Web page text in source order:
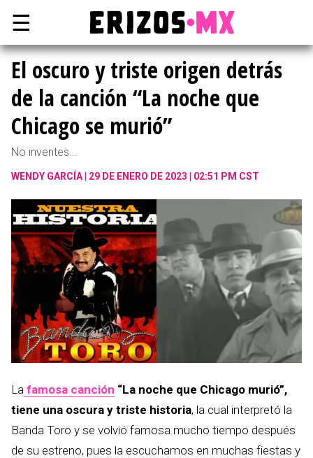
☰
El oscuro y triste origen detrás
de la canción “La noche que
Chicago se murió”
No inventes...
WENDY GARCÍA 29 DE ENERO DE 2023 | 02:51 PM CST
La famosa canción “La noche que Chicago murió”,
tiene una oscura y triste historia, la cual interpretó la
Banda Toro y se volvió famosa mucho tiempo después
de su estreno, pues la escuchamos en muchas fiestas y